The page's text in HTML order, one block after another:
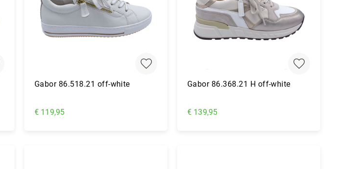
Gabor 86.518.21 off-white
€ 119,95
Gabor 86.368.21 H off-white
€ 139,95